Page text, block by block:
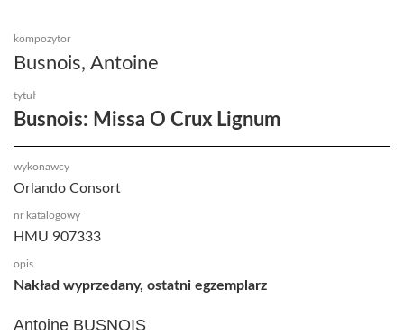
kompozytor
Busnois, Antoine
tytuł
Busnois: Missa O Crux Lignum
wykonawcy
Orlando Consort
nr katalogowy
HMU 907333
opis
Nakład wyprzedany, ostatni egzemplarz
Antoine BUSNOIS